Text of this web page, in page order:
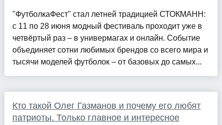
"ФутболкаФест" стал летней традицией СТОКМАНН:
с 11 по 28 июня модный фестиваль проходит уже в
четвёртый раз – в универмагах и онлайн. Событие
объединяет сотни любимых брендов со всего мира и
тысячи моделей футболок – от базовых до самых...
Кто такой Олег Газманов и почему его любят
патриоты. Только главное и интересное